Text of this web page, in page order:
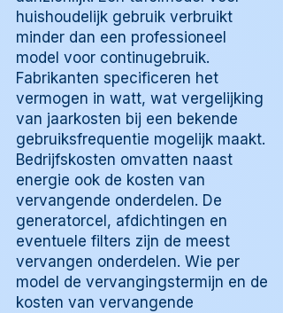
huishoudelijk gebruik verbruikt
minder dan een professioneel
model voor continugebruik.
Fabrikanten specificeren het
vermogen in watt, wat vergelijking
van jaarkosten bij een bekende
gebruiksfrequentie mogelijk maakt.
Bedrijfskosten omvatten naast
energie ook de kosten van
vervangende onderdelen. De
generatorcel, afdichtingen en
eventuele filters zijn de meest
vervangen onderdelen. Wie per
model de vervangingstermijn en de
kosten van vervangende